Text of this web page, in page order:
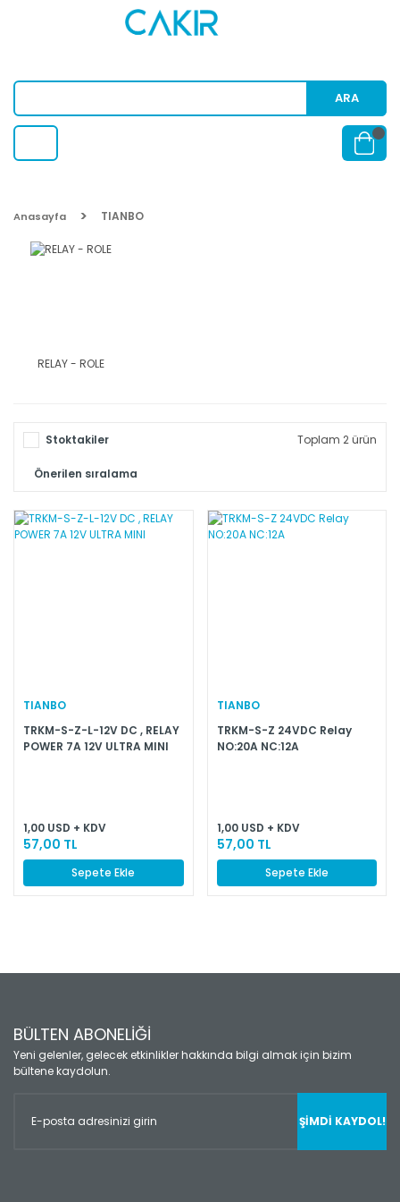
ARA
Anasayfa TIANBO
RELAY - ROLE
Stoktakiler Toplam 2 ürün
TIANBO
TRKM-S-Z-L-12V DC , RELAY
POWER 7A 12V ULTRA MINI
1,00 USD + KDV
57,00 TL
Sepete Ekle
TIANBO
TRKM-S-Z 24VDC Relay
NO:20A NC:12A
1,00 USD + KDV
57,00 TL
Sepete Ekle
BÜLTEN ABONELİĞİ
Yeni gelenler, gelecek etkinlikler hakkında bilgi almak için bizim
bültene kaydolun.
ŞİMDİ KAYDOL!